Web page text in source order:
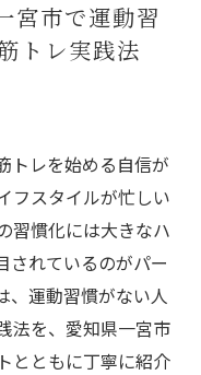
宮市で運動習
トレ実践法
トレを始める自信が
フスタイルが忙しい
習慣化には大きなハ
されているのがパー
、運動習慣がない人
法を、愛知県一宮市
とともに丁寧に紹介